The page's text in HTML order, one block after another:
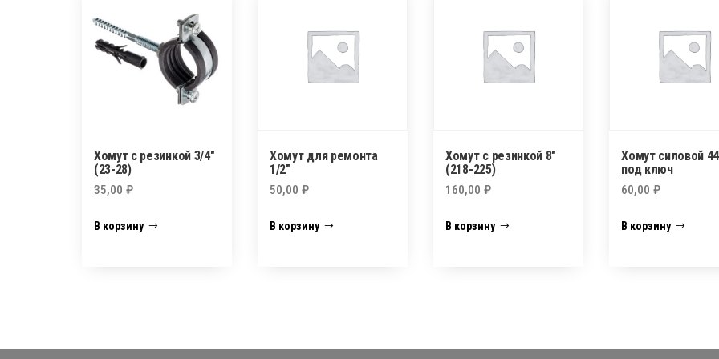
Хомут с резинкой 3/4″
(23-28)
35,00 ₽
В корзину
Хомут для ремонта
1/2″
50,00₽
В корзину
Хомут с резинкой 8″
(218-225)
160,00₽
В корзину
Хомут силовой
под ключ
60,00₽
В корзину